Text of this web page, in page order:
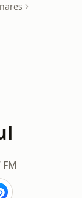
FM